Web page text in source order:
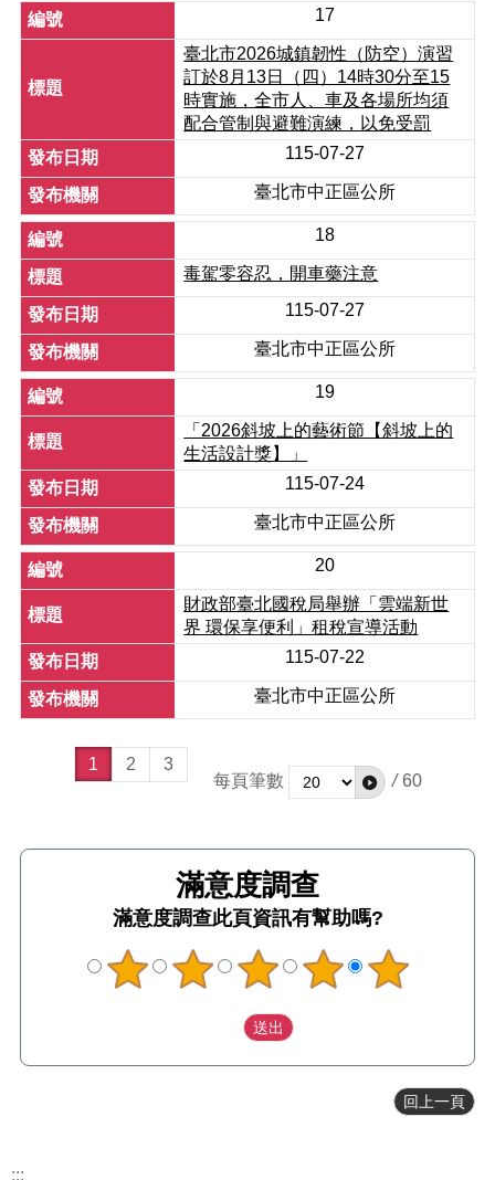
市
政
陳
系
統
常
見
問
答
雙
語
詞
彙
臺
通
本
所
網
開
放
檔
案
格
府
策
17
臺北市2026城鎮韌性（防空）演習
訂於8月13日（四）14時30分至15
時實施，全市人、車及各場所均須
配合管制與避難演練，以免受罰
115-07-27
臺北市中正區公所
18
毒駕零容忍，開車藥注意
115-07-27
臺北市中正區公所
19
「2026斜坡上的藝術節【斜坡上的
生活設計獎】」
115-07-24
臺北市中正區公所
20
財政部臺北國稅局舉辦「雲端新世
界 環保享便利」租稅宣導活動
115-07-22
臺北市中正區公所
1 2
3
每頁筆數
/ 60
滿意度調查此頁資訊有幫助嗎?
回上一頁
:::